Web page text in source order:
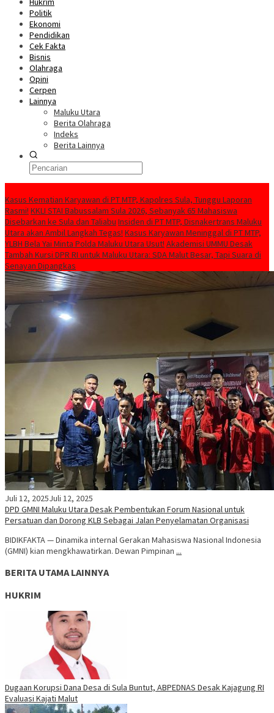
Politik
Ekonomi
Pendidikan
Cek Fakta
Bisnis
Olahraga
Opini
Cerpen
Lainnya
Maluku Utara
Berita Olahraga
Indeks
Berita Lainnya
Kasus Kematian Karyawan di PT MTP, Kapolres Sula, Tunggu Laporan
Rasmi! KKLI STAI Babussalam Sula 2026, Sebanyak 65 Mahasiswa
Disebarkan ke Sula dan Taliabu Insiden di PT MTP, Disnakertrans Maluku
Utara akan Ambil Langkah Tegas! Kasus Karyawan Meninggal di PT MTP,
YLBH Bela Yai Minta Polda Maluku Utara Usut! Akademisi UMMU Desak
Tambah Kursi DPR RI untuk Maluku Utara: SDA Malut Besar, Tapi Suara di
Senayan Dipangkas
Juli 12, 2025Juli 12, 2025
DPD GMNI Maluku Utara Desak Pembentukan Forum Nasional untuk
Persatuan dan Dorong KLB Sebagai Jalan Penyelamatan Organisasi
BIDIKFAKTA — Dinamika internal Gerakan Mahasiswa Nasional Indonesia
(GMNI) kian mengkhawatirkan. Dewan Pimpinan ...
BERITA UTAMA LAINNYA
HUKRIM
Dugaan Korupsi Dana Desa di Sula Buntut, ABPEDNAS Desak Kajagung RI
Evaluasi Kajati Malut